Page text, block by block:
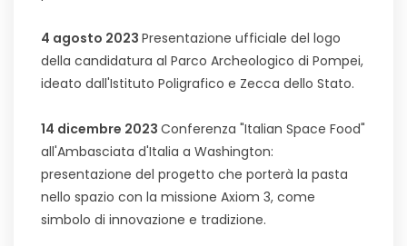
4 agosto 2023 Presentazione ufficiale del logo
della candidatura al Parco Archeologico di Pompei,
ideato dall'Istituto Poligrafico e Zecca dello Stato.
14 dicembre 2023 Conferenza "Italian Space Food"
all'Ambasciata d'Italia a Washington:
presentazione del progetto che porterà la pasta
nello spazio con la missione Axiom 3, come
simbolo di innovazione e tradizione.